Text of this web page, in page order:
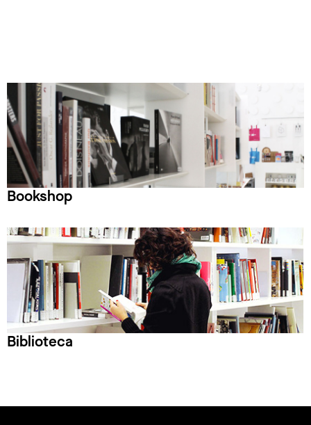
Bookshop
Biblioteca